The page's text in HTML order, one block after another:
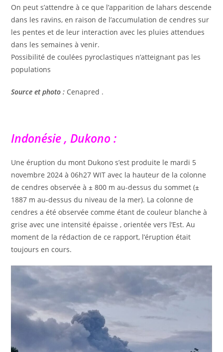
On peut s’attendre à ce que l’apparition de lahars descende
dans les ravins, en raison de l’accumulation de cendres sur
les pentes et de leur interaction avec les pluies attendues
dans les semaines à venir.
Possibilité de coulées pyroclastiques n’atteignant pas les
populations
Source et photo : Cenapred .
Indonésie , Dukono :
Une éruption du mont Dukono s’est produite le mardi 5
novembre 2024 à 06h27 WIT avec la hauteur de la colonne
de cendres observée à ± 800 m au-dessus du sommet (±
1887 m au-dessus du niveau de la mer). La colonne de
cendres a été observée comme étant de couleur blanche à
grise avec une intensité épaisse , orientée vers l’Est. Au
moment de la rédaction de ce rapport, l’éruption était
toujours en cours.